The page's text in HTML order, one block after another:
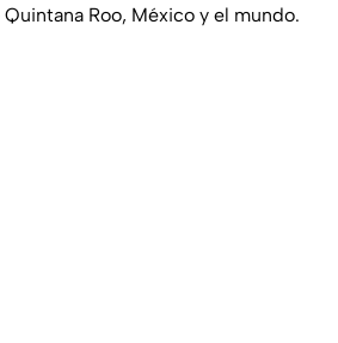
Roo, México y el mundo.